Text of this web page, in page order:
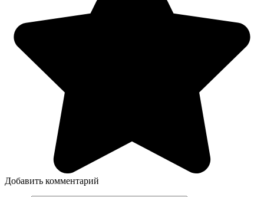
Добавить комментарий